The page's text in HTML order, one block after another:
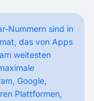
Nummern sind in
das von Apps
weitesten
Google,
Plattformen,